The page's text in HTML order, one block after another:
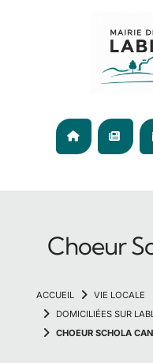
Choeur
VIE LOCALE
DOMICILIÉES SUR
CHOEUR SCHOLA